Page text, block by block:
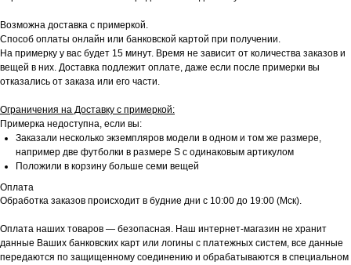
Возможна доставка с примеркой.
Способ оплаты онлайн или банковской картой при получении.
На примерку у вас будет 15 минут. Время не зависит от количества заказов и
вещей в них. Доставка подлежит оплате, даже если после примерки вы
отказались от заказа или его части.
Ограничения на Доставку с примеркой:
Примерка недоступна, если вы:
Заказали несколько экземпляров модели в одном и том же размере,
например две футболки в размере S с одинаковым артикулом
Положили в корзину больше семи вещей
Оплата
Обработка заказов происходит в будние дни с 10:00 до 19:00 (Мск).
Оплата наших товаров — безопасная. Наш интернет-магазин не хранит
данные Ваших банковских карт или логины с платежных систем, все данные
передаются по защищенному соединению и обрабатываются в специальном